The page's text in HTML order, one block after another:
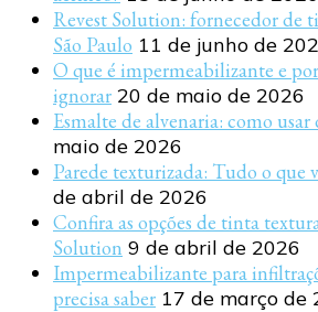
Revest Solution: fornecedor de
São Paulo 11 de junho de
O que é impermeabilizante e
ignorar 20 de maio de 2026
Esmalte de alvenaria: como
maio de 2026
Parede texturizada: Tudo o que
de abril de 2026
Confira as opções de tinta
Solution 9 de abril de 2026
Impermeabilizante para
precisa saber 17 de março de